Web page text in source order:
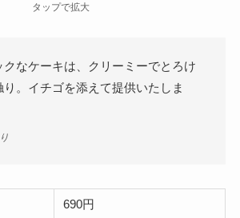
タップで拡大
クなケーキは、クリーミーでとろけ
り。イチゴを添えて提供いたしま
690円